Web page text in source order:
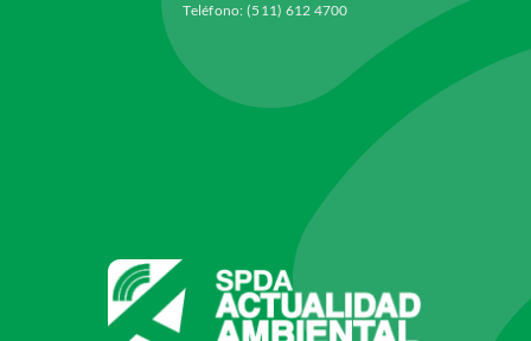
Teléfono: (511) 612 4700